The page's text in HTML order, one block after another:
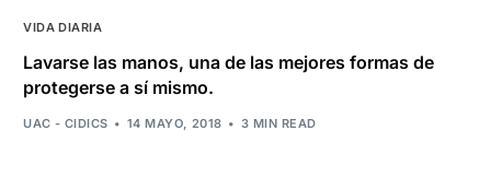
VIDA DIARIA
Lavarse las manos, una de las mejores formas de
protegerse a sí mismo.
UAC - CIDICS 14 MAYO, 2018 3 MIN READ